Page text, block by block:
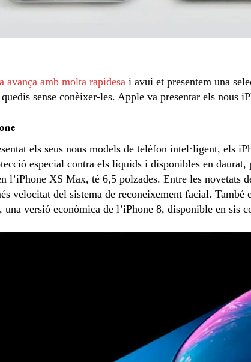
avança amb molta rapidesa i avui et presentem una
sense conèixer-les. Apple va presentar els nous
els seus nous models de telèfon intel·ligent, els
especial contra els líquids i disponibles en
l’iPhone XS Max, té 6,5 polzades. Entre les
velocitat del sistema de reconeixement facial. També
una versió econòmica de l’iPhone 8, disponible en